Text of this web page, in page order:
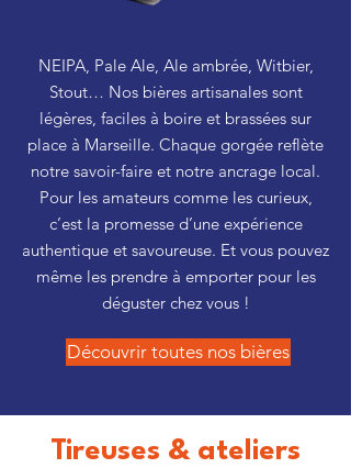
NEIPA, Pale Ale, Ale ambrée, Witbier,
Stout… Nos bières artisanales sont
légères, faciles à boire et brassées sur
place à Marseille. Chaque gorgée reflète
notre savoir-faire et notre ancrage local.
Pour les amateurs comme les curieux,
c’est la promesse d’une expérience
authentique et savoureuse. Et vous pouvez
même les prendre à emporter pour les
déguster chez vous !
Découvrir toutes nos bières
Tireuses & ateliers